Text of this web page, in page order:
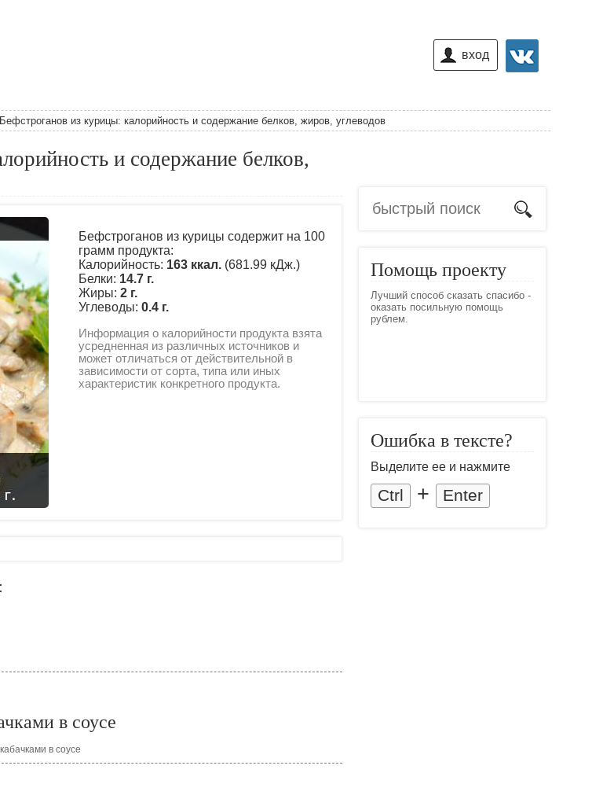
вход
Бефстроганов из курицы: калорийность и содержание белков, жиров, углеводов
и содержание белков,
Бефстроганов из курицы содержит на 100
грамм продукта:
Калорийность: 163 ккал. (681.99 кДж.)
Белки: 14.7 г.
Жиры: 2 г.
Углеводы: 0.4 г.
Информация о калорийности продукта взята
усредненная из различных источников и
может отличаться от действительной в
зависимости от сорта, типа или иных
характеристик конкретного продукта.
в соусе
в соусе
Помощь проекту
Лучший способ сказать спасибо -
оказать посильную помощь
рублем.
Ошибка в тексте?
Выделите ее и нажмите
Ctrl + Enter